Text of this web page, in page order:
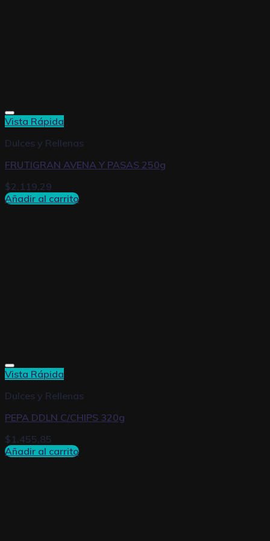
Vista Rápida
Dulces y Rellenas
FRUTIGRAN AVENA Y PASAS 250g
$2.119,29
Añadir al carrito
Vista Rápida
Dulces y Rellenas
PEPA DDLN C/CHIPS 320g
$1.455,85
Añadir al carrito